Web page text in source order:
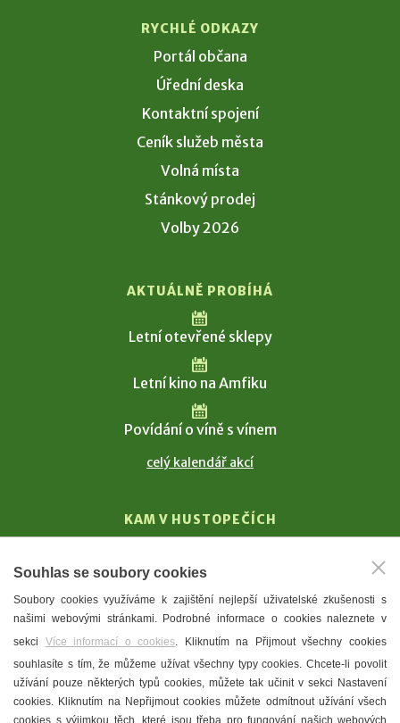
RYCHLÉ ODKAZY
Portál občana
Úřední deska
Kontaktní spojení
Ceník služeb města
Volná místa
Stánkový prodej
Volby 2026
AKTUÁLNĚ PROBÍHÁ
Letní otevřené sklepy
Letní kino na Amfiku
Povídání o víně s vínem
celý kalendář akcí
KAM V HUSTOPEČÍCH
T. G. Masaryk
Mandloně
Ubytování
Restaurace
Městské muzeum a galerie
Denní meníčka
Souhlas se soubory cookies
Soubory cookies využíváme k zajištění nejlepší uživatelské zkušenosti s
našimi webovými stránkami. Podrobné informace o cookies naleznete v
sekci Více informací o cookies. Kliknutím na Přijmout všechny cookies
souhlasíte s tím, že můžeme užívat všechny typy cookies. Chcete-li povolit
užívání pouze některých typů cookies, můžete tak učinit v sekci Nastavení
cookies. Kliknutím na Nepřijmout cookies můžete odmítnout užívání všech
cookies s výjimkou těch, které jsou třeba pro fungování našich webových